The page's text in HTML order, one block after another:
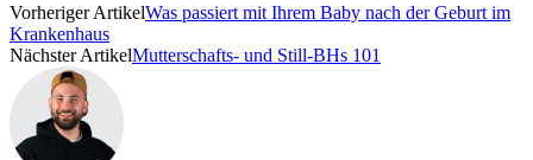
Vorheriger ArtikelWas passiert mit Ihrem Baby nach der Geburt im
Krankenhaus
Nächster ArtikelMutterschafts- und Still-BHs 101